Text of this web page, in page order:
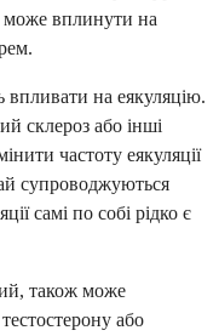
може вплинути на
впливати на еякуляцію.
склероз або інші
частоту еякуляції
супроводжуються
самі по собі рідко є
також може
або